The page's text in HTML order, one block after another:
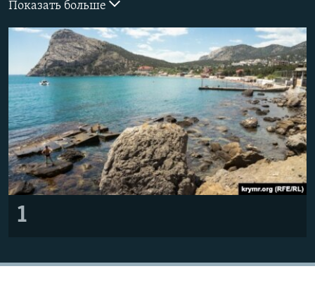
КРЫМ.НЕПОКОРЕННЫЙ
ELIFBE
УКРАИНСКАЯ ПРОБЛЕМА КРЫМА
ПРИСОЕДИНЯЙТЕСЬ!
Все сайты RFE/RL
Показать больше
1